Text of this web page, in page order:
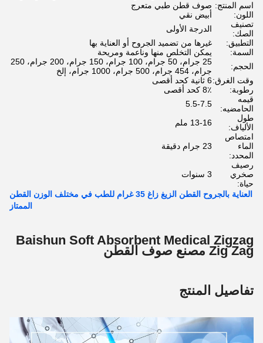
اسم المنتج: صوف قطن طبي متعرج
اللون:
أبيض نقي
تصنيف
الصك:
الدرجة الأولى
التطبيق:
غيرها من تضميد الجروح أو العناية بها
السمة:
يمكن التخلص منها وناعمة ومريحة
الحجم:
25 جرام، 50 جرام، 100 جرام، 150 جرام، 200 جرام، 250
جرام، 454 جرام، 500 جرام، 1000 جرام، إلخ
وقت الغرق:6 ثانية كحد أقصى
رطوبة:
8٪ كحد أقصى
قيمه
الحامضيه:
5.5-7.5
طول
الألياف:
13-16 ملم
امتصاص
الماء
المحدد:
23 جرام دقيقة
رصيف
صخري
حياة:
3 سنوات
العناية بالجروح القطن الزيغ زاغ 35 غرام للطب في مختلف الوزن القطن
الممتاز
Baishun Soft Absorbent Medical Zigzag
Zig Zag مصنع صوف القطن
تفاصيل المنتج